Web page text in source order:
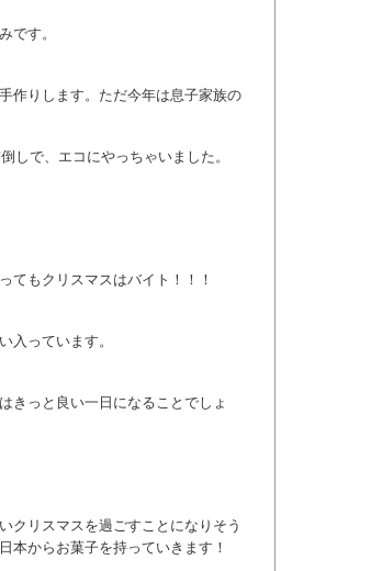
です。
作りします。ただ今年は息子家族の
しで、エコにやっちゃいました。
てもクリスマスはバイト！！！
入っています。
きっと良い一日になることでしょ
クリスマスを過ごすことになりそう
本からお菓子を持っていきます！